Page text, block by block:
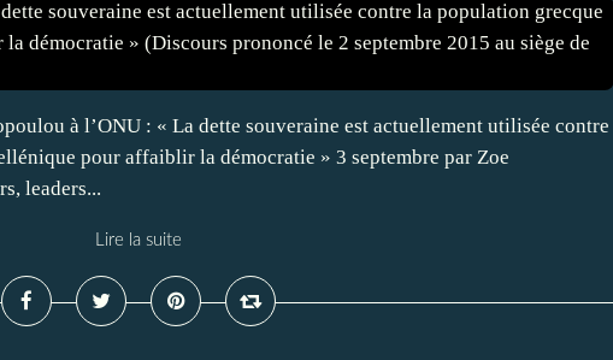
à l’ONU : « La dette souveraine est actuellement utilisée contre
pour affaiblir la démocratie » 3 septembre par Zoe
leaders...
Lire la suite